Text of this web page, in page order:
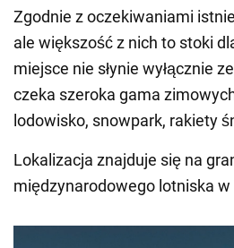
Zgodnie z oczekiwaniami
ale większość z nich to stoki
miejsce nie słynie wyłącznie
czeka szeroka gama
lodowisko, snowpark, rakiety
Lokalizacja znajduje się na
międzynarodowego lotniska